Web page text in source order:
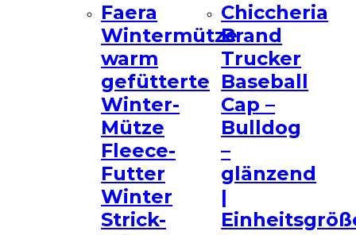
Faera
Wintermütze
warm
gefütterte
Winter-
Mütze
Fleece-
Futter
Winter
Strick-
Chiccheria
Brand
Trucker
Baseball
Cap –
Bulldog
–
glänzend
|